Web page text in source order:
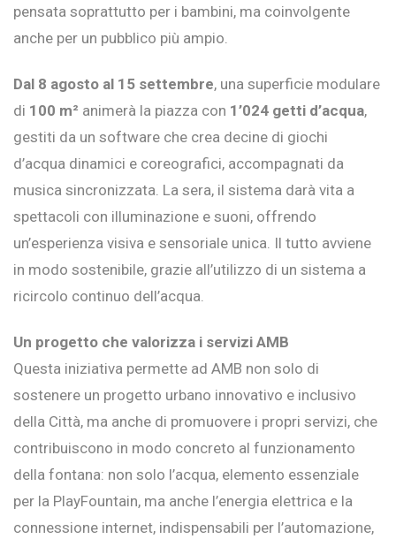
pensata soprattutto per i bambini, ma coinvolgente
anche per un pubblico più ampio.
Dal 8 agosto al 15 settembre, una superficie modulare
di 100 m² animerà la piazza con 1’024 getti d’acqua,
gestiti da un software che crea decine di giochi
d’acqua dinamici e coreografici, accompagnati da
musica sincronizzata. La sera, il sistema darà vita a
spettacoli con illuminazione e suoni, offrendo
un’esperienza visiva e sensoriale unica. Il tutto avviene
in modo sostenibile, grazie all’utilizzo di un sistema a
ricircolo continuo dell’acqua.
Un progetto che valorizza i servizi AMB
Questa iniziativa permette ad AMB non solo di
sostenere un progetto urbano innovativo e inclusivo
della Città, ma anche di promuovere i propri servizi, che
contribuiscono in modo concreto al funzionamento
della fontana: non solo l’acqua, elemento essenziale
per la PlayFountain, ma anche l’energia elettrica e la
connessione internet, indispensabili per l’automazione,